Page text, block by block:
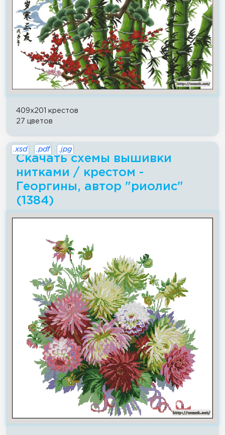
409x201 крестов
27 цветов
Скачать схемы вышивки
нитками / крестом -
Георгины, автор "риолис"
(1384)
.xsd .pdf .jpg